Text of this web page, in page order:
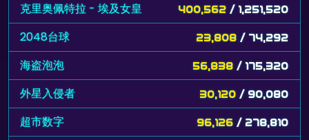
克里奥佩特拉 - 埃及女皇 400,562 / 1,251,520
2048台球 23,808 / 74,292
海盗泡泡 56,838 / 175,320
外星入侵者 30,120 / 90,080
超市数字 96,126 / 278,810